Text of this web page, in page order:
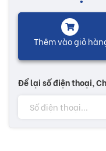
Lưu ý:
Hình ảnh quý khách
do công nghệ chụp
Buildshop cam kết:
Ngói Mỹ Xuân nóc
Thêm vào giỏ
Để lại số điện thoại,